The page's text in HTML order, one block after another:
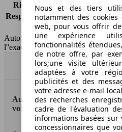
Risques partiels
-
Responsabilité civile -
HSN/TSN
n.c./
AutoScout24 France SAS décline
l''exactitude des indications fournies.
AutoScout24: la plus grande
voitures en Europe
Nous et des tiers
notamment des
web, pour vous offrir
une expérience
fonctionnalités
de notre offre, par
lors;une visite
adaptées à votre
publicités et des
votre adresse e-mail
des recherches
cadre de l'évaluation
informations basées
concessionnaires que